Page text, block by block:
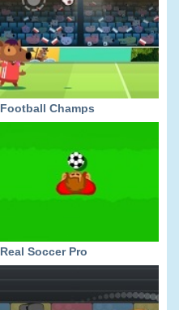
Football Champs
Real Soccer Pro